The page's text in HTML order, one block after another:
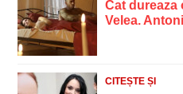
Cat dureaza
Velea.
CITEȘTE ȘI